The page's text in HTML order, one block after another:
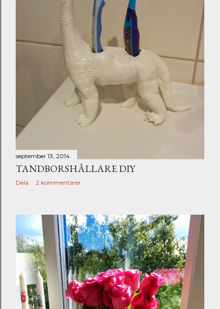
september 13, 2014
TANDBORSHÅLLARE DIY
Dela 2 kommentarer